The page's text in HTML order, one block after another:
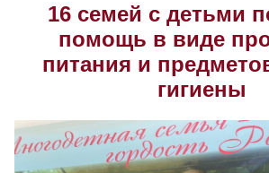
ИЗОБРАЖЕНИЯ
Скрыть Ч/б
16 семей с детьми
помощь в виде
питания и
гигиены